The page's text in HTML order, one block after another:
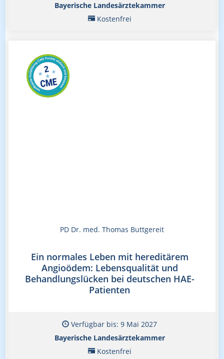
Bayerische Landesärztekammer
Kostenfrei
PD Dr. med. Thomas Buttgereit
Ein normales Leben mit hereditärem
Angioödem: Lebensqualität und
Behandlungslücken bei deutschen HAE-
Patienten
Verfügbar bis: 9 Mai 2027
Bayerische Landesärztekammer
Kostenfrei